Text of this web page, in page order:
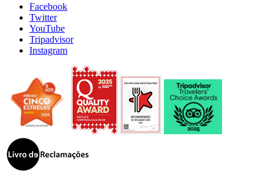
Facebook
Twitter
YouTube
Tripadvisor
Instagram